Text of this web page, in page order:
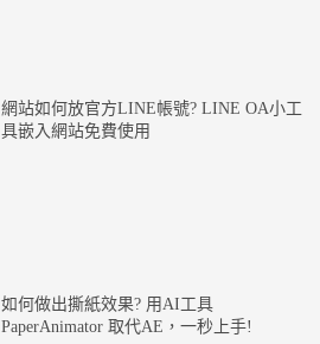
網站如何放官方LINE帳號? LINE OA小工
具嵌入網站免費使用
如何做出撕紙效果? 用AI工具
PaperAnimator 取代AE，一秒上手!